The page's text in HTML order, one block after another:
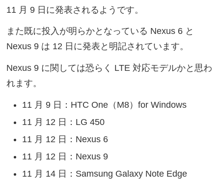
11 月 9 日に発表されるようです。
また既に投入が明らかとなっている Nexus 6 と
Nexus 9 は 12 日に発表と明記されています。
Nexus 9 に関しては恐らく LTE 対応モデルかと思わ
れます。
11 月 9 日：HTC One（M8）for Windows
11 月 12 日：LG 450
11 月 12 日：Nexus 6
11 月 12 日：Nexus 9
11 月 14 日：Samsung Galaxy Note Edge